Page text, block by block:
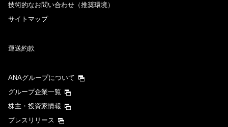
技術的なお問い合わせ（推奨環境）
サイトマップ
運送約款
ANAグループについて
グループ企業一覧
株主・投資家情報
プレスリリース